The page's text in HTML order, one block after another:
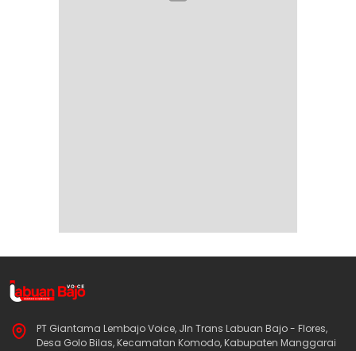
PT Giantama Lembajo Voice, Jln Trans Labuan Bajo - Flores,
Desa Golo Bilas, Kecamatan Komodo, Kabupaten Manggarai